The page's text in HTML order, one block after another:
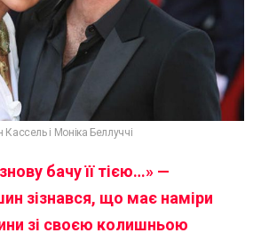
Кассель і Моніка Беллуччі
бачу її тією…» —
зізнався, що має наміри
зі своєю колишньою